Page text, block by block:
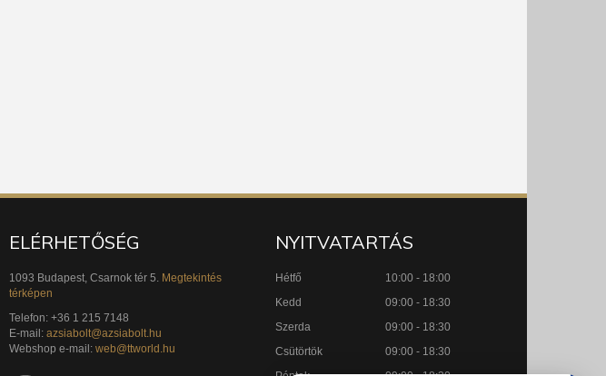
ELÉRHETŐSÉG
1093 Budapest, Csarnok tér 5. Megtekintés
térképen
Telefon: +36 1 215 7148
E-mail: azsiabolt@azsiabolt.hu
Webshop e-mail: web@ttworld.hu
NYITVATARTÁS
Hétfő
10:00 - 18:00
Kedd
09:00 - 18:30
Szerda
09:00 - 18:30
Csütörtök
09:00 - 18:30